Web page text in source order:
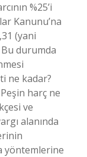
%25’i
Kanunu’na
(yani
durumda
ne kadar?
Peşin harç ne
ve
alanında
yöntemlerine